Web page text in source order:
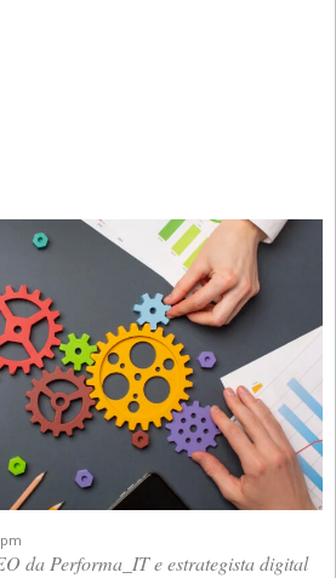
da Performa_IT e estrategista digital